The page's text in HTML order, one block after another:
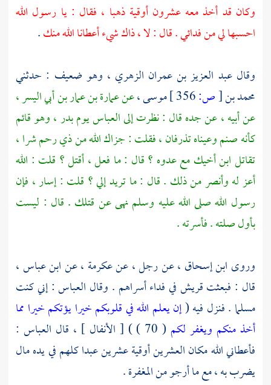
وكان قد أخذ معه عشرون أوقية ذهبا ، فقال : يا رسول الله
احسبها لي من فدائي . قال : لا ، ذاك شيء أعطانا الله منك.
وقالعبد العزيز بن عمران الزهري ، وهو ضعيف : حدثني
محمد بن[ص: موسى ،عنعمارة بن عمار بن أبي اليسر ،
عن أبيه ، عن جده قال : نظرت إلىالعباسيومبدر ،وهو قائم
كأنه صنم وعيناه تذرفان ، فقلت : جزاك الله من ذي رحم شرا ،
تقاتل ابن أخيك مع عدوه ؟ قال : ما فعل ، أقتل ؟ قلت : الله
أعز له وأنصر من ذلك . قال : ما تريد إلي ؟ قلت : إسار ، فإن
رسول الله صلى الله عليه وسلم نهى عن قتلك . قال : ليست
بأول صلته . فأسرته .
وروى ابن إسحاق ،عن رجل ، عنعكرمة ،عنابن عباس ،
قال : فبعثتقريشفي فداء أسراهم . وقال العباس: إني كنت
مسلما . فنزل فيه (إن يعلم الله في قلوبكم خيرا يؤتكم خيرا مما
أخذ منكم ويغفر لكم ( 70 ) ) [ الأنفال ] ، قال العباس :
فأعطاني الله مكان العشرين أوقية عشرين عبدا كلهم في يده مال
يضرب به ، مع ما أرجو من المغفرة .